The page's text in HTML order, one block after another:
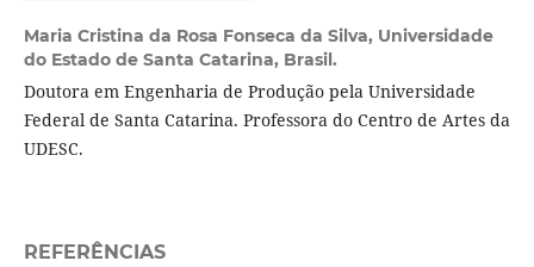
Maria Cristina da Rosa Fonseca da Silva, Universidade
do Estado de Santa Catarina, Brasil.
Doutora em Engenharia de Produção pela Universidade
Federal de Santa Catarina. Professora do Centro de Artes da
UDESC.
REFERÊNCIAS